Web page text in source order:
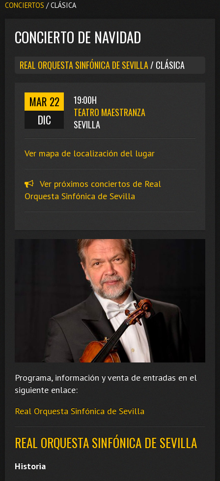
CONCIERTOS / CLÁSICA
CONCIERTO DE NAVIDAD
REAL ORQUESTA SINFÓNICA DE SEVILLA/ CLÁSICA
MAR 22
DIC
19:00H
TEATRO MAESTRANZA
SEVILLA
Ver mapa de localización del lugar
Ver próximos conciertos de Real
Orquesta Sinfónica de Sevilla
Programa, información y venta de entradas en el
siguiente enlace:
Real Orquesta Sinfónica de Sevilla
REAL ORQUESTA SINFÓNICA DE SEVILLA
Historia